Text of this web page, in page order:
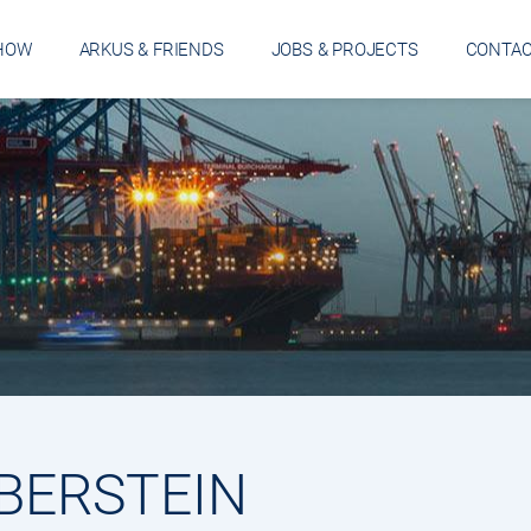
ARKUS & FRIENDS JOBS & PROJECTS